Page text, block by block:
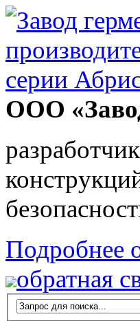
ООО
Подробнее
обратная